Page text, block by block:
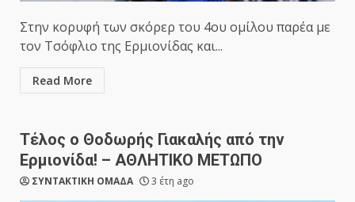
Στην κορυφή των σκόρερ του 4ου ομίλου παρέα με
τον Τσόφλιο της Ερμιονίδας και...
Read More
Τέλος ο Θοδωρής Γιακαλής από την
Ερμιονίδα! – ΑΘΛΗΤΙΚΟ ΜΕΤΩΠΟ
ΣΥΝΤΑΚΤΙΚΗ ΟΜΑΔΑ 3 έτη ago